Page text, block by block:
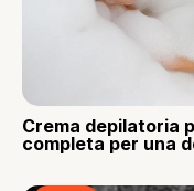
Crema depilatoria
completa per una